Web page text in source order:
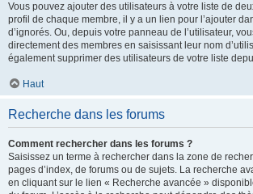
Vous pouvez ajouter des utilisateurs à votre liste de
profil de chaque membre, il y a un lien pour l’ajouter
d’ignorés. Ou, depuis votre panneau de l’utilisateur,
directement des membres en saisissant leur nom
également supprimer des utilisateurs de votre liste
Haut
Recherche dans les forums
Comment rechercher dans les forums ?
Saisissez un terme à rechercher dans la zone de
pages d’index, de forums ou de sujets. La recherche
en cliquant sur le lien « Recherche avancée »